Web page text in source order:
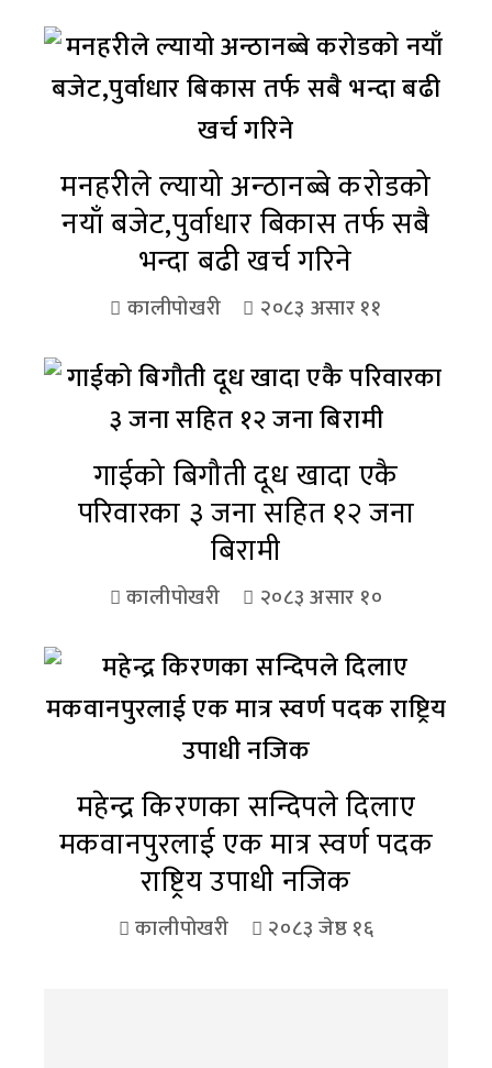
मनहरीले ल्यायो अन्ठानब्बे करोडको
नयाँ बजेट,पुर्वाधार बिकास तर्फ सबै
भन्दा बढी खर्च गरिने
कालीपोखरी २०८३ असार ११
गाईको बिगौती दूध खादा एकै
परिवारका ३ जना सहित १२ जना
बिरामी
कालीपोखरी २०८३ असार १०
महेन्द्र किरणका सन्दिपले दिलाए
मकवानपुरलाई एक मात्र स्वर्ण पदक
राष्ट्रिय उपाधी नजिक
कालीपोखरी २०८३ जेष्ठ १६